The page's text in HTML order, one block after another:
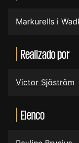
Markurells i
Realizado por
Victor Sjöström
Elenco